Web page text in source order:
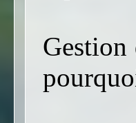
Gestion